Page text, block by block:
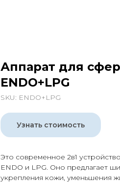
Аппарат для
ENDO+LPG
SKU: ENDO+LPG
Узнать стоимость
Это современное 2в1
ENDO и LPG. Оно предлагает
укрепления кожи, уменьшения